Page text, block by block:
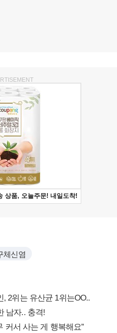
체신염
2위는 유산균 1위는OO..
남자.. 충격!
커서 사는 게 행복해요”